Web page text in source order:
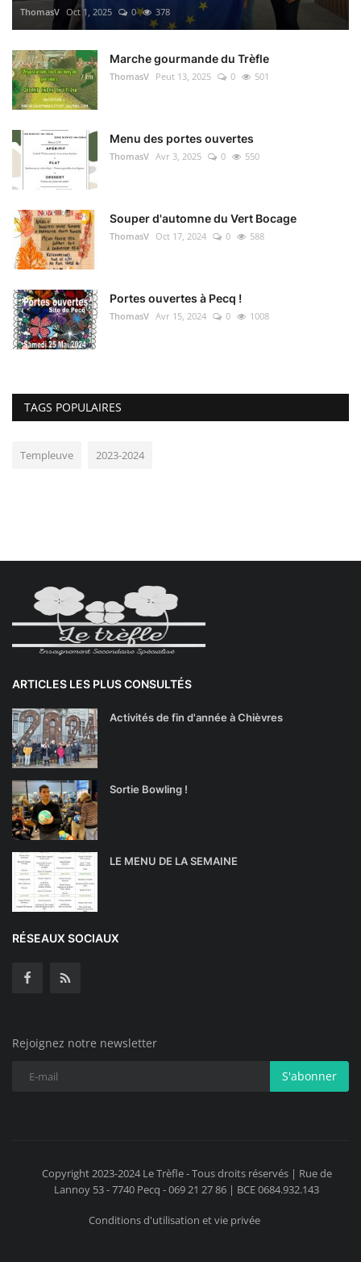
ThomasV Oct 1, 2025 0 378
Marche gourmande du Trèfle
ThomasV Peut 13, 2025 0 501
Menu des portes ouvertes
ThomasV Avr 3, 2025 0 550
Souper d'automne du Vert Bocage
ThomasV Oct 17, 2024 0 588
Portes ouvertes à Pecq !
ThomasV Avr 15, 2024 0 1008
TAGS POPULAIRES
Templeuve 2023-2024
ARTICLES LES PLUS CONSULTÉS
Activités de fin d'année à Chièvres
Sortie Bowling !
LE MENU DE LA SEMAINE
RÉSEAUX SOCIAUX
Rejoignez notre newsletter
S'abonner
Copyright 2023-2024 Le Trèfle - Tous droits réservés | Rue de
Lannoy 53 - 7740 Pecq - 069 21 27 86 | BCE 0684.932.143
Conditions d'utilisation et vie privée